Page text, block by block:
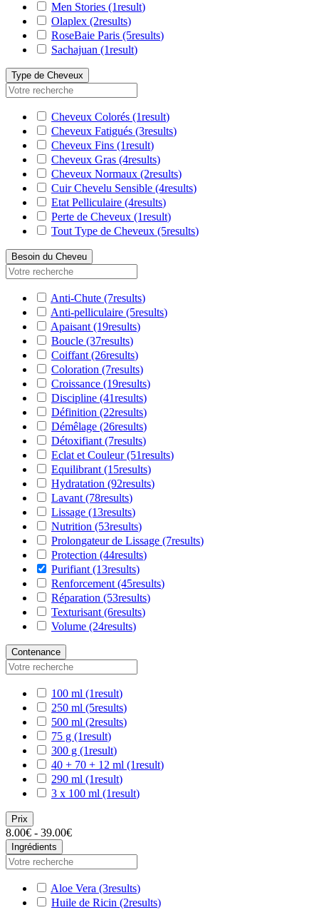
Men Stories (1result)
Olaplex (2results)
RoseBaie Paris (5results)
Sachajuan (1result)
Type de Cheveux
Cheveux Colorés (1result)
Cheveux Fatigués (3results)
Cheveux Fins (1result)
Cheveux Gras (4results)
Cheveux Normaux (2results)
Cuir Chevelu Sensible (4results)
Etat Pelliculaire (4results)
Perte de Cheveux (1result)
Tout Type de Cheveux (5results)
Besoin du Cheveu
Anti-Chute (7results)
Anti-pelliculaire (5results)
Apaisant(19results)
Boucle (37results)
Coiffant(26results)
Coloration (7results)
Croissance (19results)
Discipline (41results)
Définition (22results)
Démêlage (26results)
Détoxifiant(7results)
Eclat et Couleur(51results)
Equilibrant(15results)
Hydratation (92results)
Lavant(78results)
Lissage (13results)
Nutrition (53results)
Prolongateur de Lissage (7results)
Protection (44results)
Purifiant(13results)
Renforcement(45results)
Réparation (53results)
Texturisant(6results)
Volume (24results)
Contenance
100 ml (1result)
250 ml (5results)
500 ml (2results)
75 g (1result)
300 g (1result)
40 + 70 + 12 ml (1result)
290 ml (1result)
3 x 100 ml (1result)
Prix
8.00€ - 39.00€
Ingrédients
Aloe Vera (3results)
Huile de Ricin (2results)